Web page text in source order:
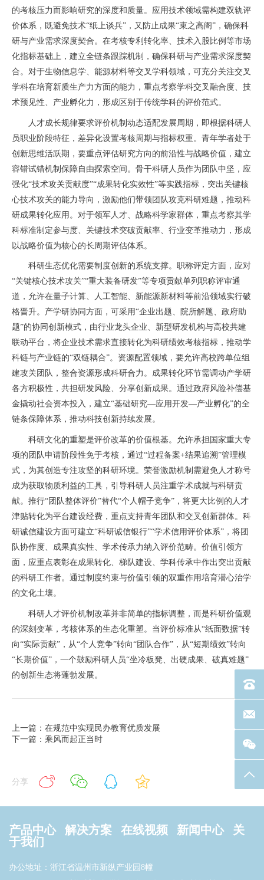
的考核压力而影响研究的深度和质量。应用技术领域需构建双轨评
价体系，既避免技术“纸上谈兵”，又防止成果“束之高阁”，确保科
研与产业需求深度契合。在考核专利转化率、技术入股比例等市场
化指标基础上，建立全链条跟踪机制，确保科研与产业需求深度契
合。对于生物信息学、能源材料等交叉学科领域，可充分关注交叉
学科在培育新质生产力方面的能力，重点考察学科交叉融合度、技
术预见性、产业孵化力，形成区别于传统学科的评价范式。
人才成长规律要求评价机制动态适配发展周期，即根据科研人
员职业阶段特征，差异化设置考核周期与指标权重。青年学者处于
创新思维活跃期，要重点评估研究方向的前沿性与战略价值，建立
容错试错机制保障自由探索空间。骨干科研人员作为团队中坚，应
强化“技术攻关贡献度”“成果转化实效性”等实践指标，突出关键核
心技术攻关的能力导向，激励他们带领团队攻克科研难题，推动科
研成果转化应用。对于领军人才、战略科学家群体，重点考察其学
科标准制定参与度、关键技术突破贡献率、行业变革推动力，形成
以战略价值为核心的长周期评估体系。
科研生态优化需要制度创新的系统支撑。职称评定方面，应对
“关键核心技术攻关”“重大装备研发”等专项贡献单列职称评审通
道，允许在量子计算、人工智能、新能源新材料等前沿领域实行破
格晋升。产学研协同方面，可采用“企业出题、院所解题、政府助
题”的协同创新模式，由行业龙头企业、新型研发机构与高校共建
联动平台，将企业技术需求直接转化为科研绩效考核指标，推动学
科链与产业链的“双链耦合”。资源配置领域，要允许高校跨单位组
建攻关团队，整合资源形成科研合力。成果转化环节需调动产学研
各方积极性，共担研发风险、分享创新成果。通过政府风险补偿基
金撬动社会资本投入，建立“基础研究—应用开发—产业孵化”的全
链条保障体系，推动科技创新持续发展。
科研文化的重塑是评价改革的价值根基。允许承担国家重大专
项的团队申请阶段性免于考核，通过“过程备案+结果追溯”管理模
式，为其创造专注攻坚的科研环境。荣誉激励机制需避免人才称号
成为获取物质利益的工具，引导科研人员注重学术成就与科研贡
献。推行“团队整体评价”替代“个人帽子竞争”，将更大比例的人才
津贴转化为平台建设经费，重点支持青年团队和交叉创新群体。科
研诚信建设方面可建立“科研诚信银行”“学术信用评价体系”，将团
队协作度、成果真实性、学术传承力纳入评价范畴。价值引领方
面，应重点表彰在成果转化、梯队建设、学科传承中作出突出贡献
的科研工作者。通过制度约束与价值引领的双重作用培育潜心治学
的文化土壤。
科研人才评价机制改革并非简单的指标调整，而是科研价值观
的深刻变革，考核体系的生态化重塑。当评价标准从“纸面数据”转
向“实际贡献”，从“个人竞争”转向“团队合作”，从“短期绩效”转向
“长期价值”，一个鼓励科研人员“坐冷板凳、出硬成果、破真难题”
的创新生态将蓬勃发展。
上一篇：在规范中实现民办教育优质发展
下一篇：乘风而起正当时
分享
产品中心 解决方案 在线视频 新闻中心
关
于我们
办公地址：浙江省温州市新纵产业园8幢
电话
联系
返回